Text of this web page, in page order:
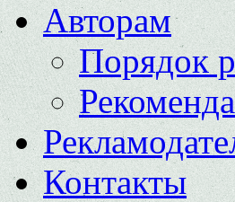
Авторам
Порядок
Контакты